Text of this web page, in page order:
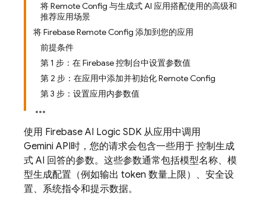
将 Remote Config 与生成式 AI 应用搭配使用的高级和
推荐应用场景
将 Firebase Remote Config 添加到您的应用
前提条件
第 1 步：在 Firebase 控制台中设置参数值
第 2 步：在应用中添加并初始化 Remote Config
第 3 步：设置应用内参数值
使用 Firebase AI Logic SDK 从应用中调用
Gemini API时，您的请求会包含一些用于 控制生成
式 AI 回答的参数。这些参数通常包括模型名称、模
型生成配置（例如输出 token 数量上限）、安全设
置、系统指令和提示数据。